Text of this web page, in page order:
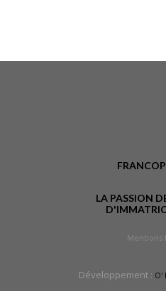
LA PASSION
Mentions
Développement : O'